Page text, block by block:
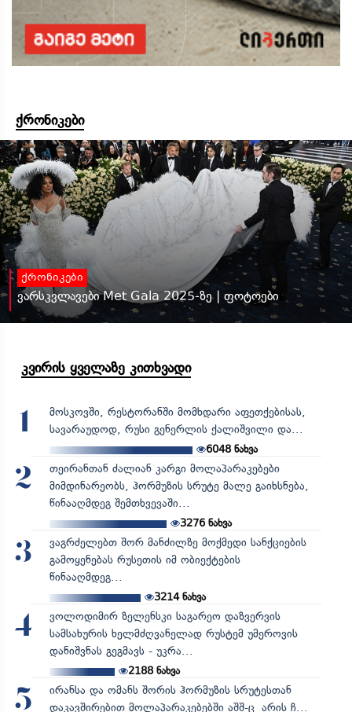
ქრონიკები
ქრონიკები
ვარსკვლავები Met Gala 2025-ზე | ფოტოები
კვირის ყველაზე კითხვადი
1
მოსკოვში, რესტორანში მომხდარი აფეთქებისას,
სავარაუდოდ, რუსი გენერლის ქალიშვილი და...
6048 ნახვა
2
თეირანთან ძალიან კარგი მოლაპარაკებები
მიმდინარეობს, ჰორმუზის სრუტე მალე გაიხსნება,
წინააღმდეგ შემთხვევაში...
3276ნახვა
3
ვაგრძელებთ შორ მანძილზე მოქმედი სანქციების
გამოყენებას რუსეთის იმ ობიექტების
წინააღმდეგ...
3214ნახვა
4
ვოლოდიმირ ზელენსკი საგარეო დაზვერვის
სამსახურის ხელმძღვანელად რუსტემ უმეროვის
დანიშვნას გეგმავს - უკრა...
2188ნახვა
5
ირანსა და ომანს შორის ჰორმუზის სრუტესთან
დაკავშირებით მოლაპარაკებებში აშშ-ც არის ჩ...